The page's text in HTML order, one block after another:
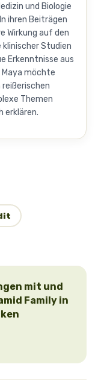
und Biologie
ihren Beiträgen
Wirkung auf den
klinischer Studien
Erkenntnisse aus
Maya möchte
Themen
erklären.
mit und
Family in